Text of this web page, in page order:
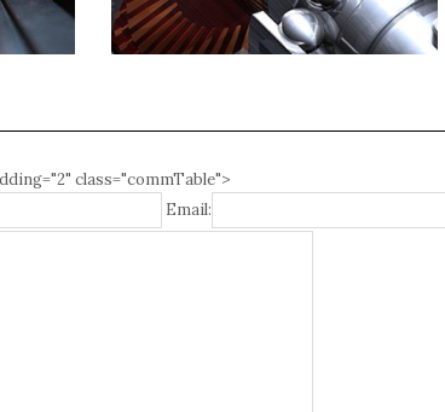
class="commTable">
Email: